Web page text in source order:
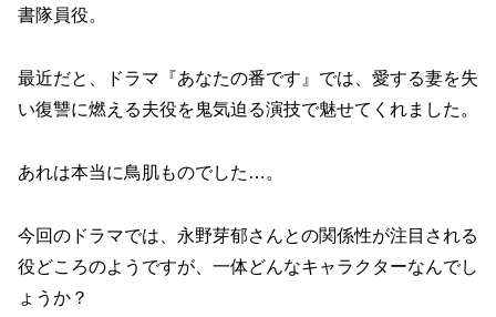
書隊員役。
最近だと、ドラマ『あなたの番です』では、愛する妻を失
い復讐に燃える夫役を鬼気迫る演技で魅せてくれました。
あれは本当に鳥肌ものでした…。
今回のドラマでは、永野芽郁さんとの関係性が注目される
役どころのようですが、一体どんなキャラクターなんでし
ょうか？